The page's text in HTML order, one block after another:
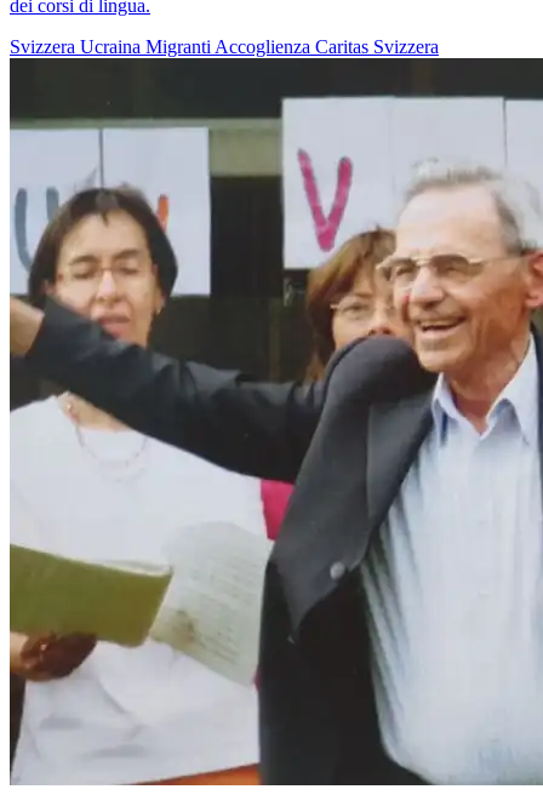
dei corsi di lingua.
Svizzera Ucraina Migranti Accoglienza Caritas Svizzera